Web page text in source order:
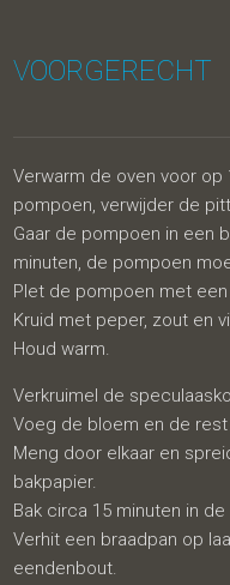
VOORGERECHT
Verwarm de oven voor
pompoen, verwijder de
Gaar de pompoen in een
minuten, de pompoen
Plet de pompoen met
Kruid met peper, zout en
Houd warm.
Verkruimel de
Voeg de bloem en de
Meng door elkaar en
bakpapier.
Bak circa 15 minuten in de
Verhit een braadpan op
eendenbout.